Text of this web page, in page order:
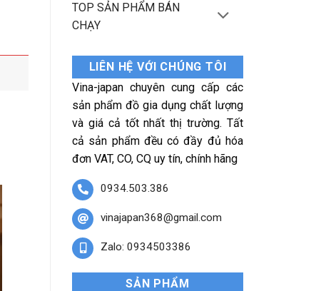
TOP SẢN PHẨM BÁN
CHẠY
LIÊN HỆ VỚI CHÚNG TÔI
Vina-japan chuyên cung cấp các
sản phẩm đồ gia dụng chất lượng
và giá cả tốt nhất thị trường. Tất
cả sản phẩm đều có đầy đủ hóa
đơn VAT, CO, CQ uy tín, chính hãng
0934.503.386
vinajapan368@gmail.com
Zalo: 0934503386
SẢN PHẨM